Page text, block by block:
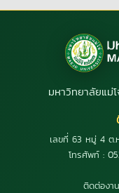
มหาวิทยาลัยแม่
เลขที่ 63 หมู่ 4 ต.
โทรศัพท์ :
ติดต่องา